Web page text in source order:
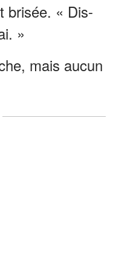
brisée. « Dis-
»
mais aucun